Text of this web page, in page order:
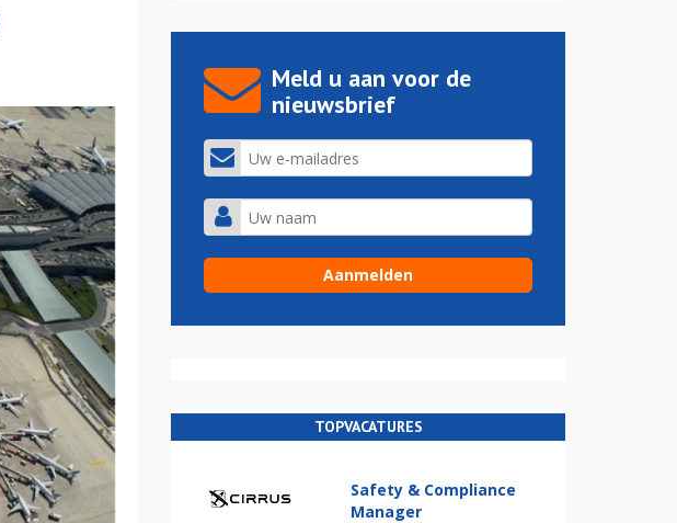
Meld u aan voor de
nieuwsbrief
TOPVACATURES
Safety & Compliance
Manager